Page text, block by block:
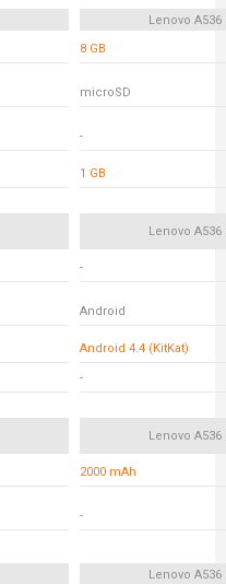
Lenovo A536
8 GB
microSD
-
1 GB
Lenovo A536
-
Android
Android 4.4 (KitKat)
-
Lenovo A536
2000 mAh
-
Lenovo A536